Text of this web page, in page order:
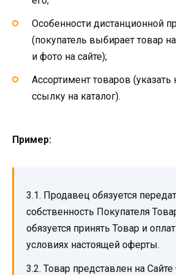
Особенности дистанционной
(покупатель выбирает товар
и фото на сайте);
Ассортимент товаров (указать
ссылку на каталог).
Пример:
3.1. Продавец обязуется
собственность Покупателя
обязуется принять Товар и
условиях настоящей оферты.
3.2. Товар представлен на